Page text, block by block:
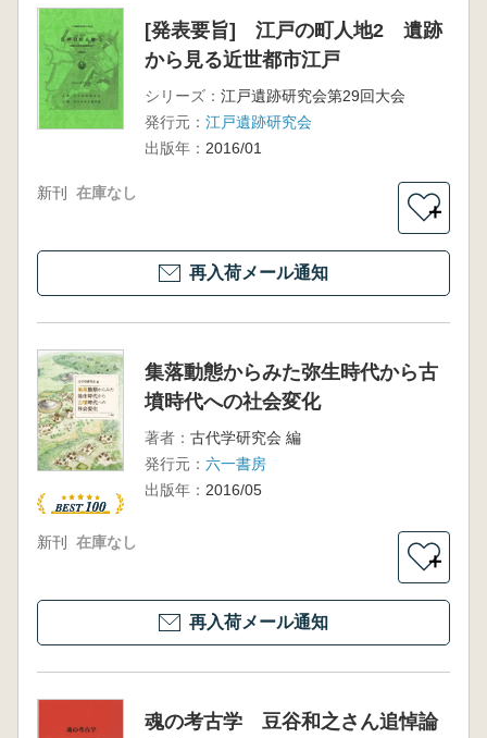
[発表要旨] 江戸の町人地2 遺跡
から見る近世都市江戸
シリーズ： 江戸遺跡研究会第29回大会
発行元： 江戸遺跡研究会
出版年： 2016/01
新刊 在庫なし
＋
再入荷メール通知
集落動態からみた弥生時代から古
墳時代への社会変化
著者： 古代学研究会 編
発行元： 六一書房
出版年： 2016/05
新刊 在庫なし
＋
再入荷メール通知
魂の考古学 豆谷和之さん追悼論